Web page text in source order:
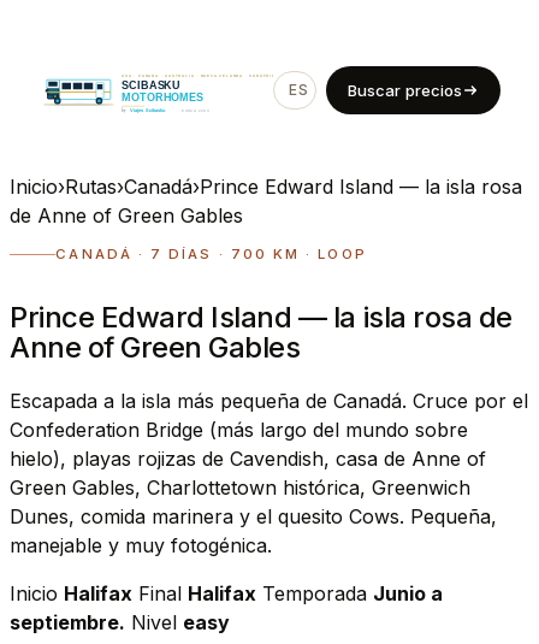
ES EN
Buscar precios
Inicio›Rutas›Canadá›Prince Edward Island — la isla rosa
de Anne of Green Gables
CANADÁ · 7 DÍAS · 700 KM · LOOP
Prince Edward Island — la isla rosa de
Anne of Green Gables
Escapada a la isla más pequeña de Canadá. Cruce por el
Confederation Bridge (más largo del mundo sobre
hielo), playas rojizas de Cavendish, casa de Anne of
Green Gables, Charlottetown histórica, Greenwich
Dunes, comida marinera y el quesito Cows. Pequeña,
manejable y muy fotogénica.
Inicio Halifax Final Halifax Temporada Junio a
septiembre. Nivel easy